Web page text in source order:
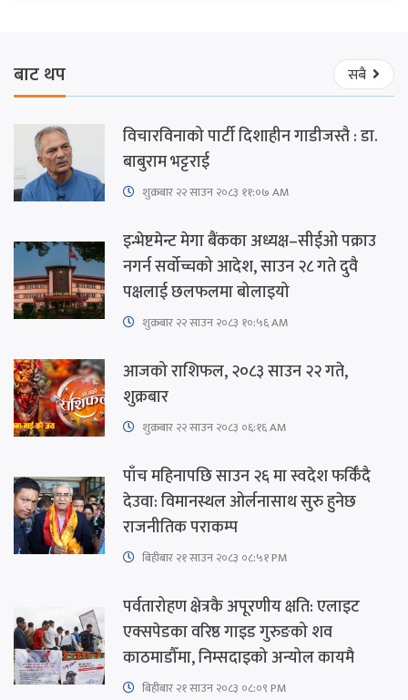
बाट थप सबै
विचारविनाको पार्टी दिशाहीन गाडीजस्तै : डा.
बाबुराम भट्टराई
शुक्रबार​ २२ साउन २०८३ ११:०७ AM
इन्भेष्टमेन्ट मेगा बैंकका अध्यक्ष–सीईओ पक्राउ
नगर्न सर्वोच्चको आदेश, साउन २८ गते दुवै
पक्षलाई छलफलमा बोलाइयो
शुक्रबार​ २२ साउन २०८३ १०:५६ AM
आजको राशिफल, २०८३ साउन २२ गते,
शुक्रबार
शुक्रबार​ २२ साउन २०८३ ०६:१६ AM
पाँच महिनापछि साउन २६ मा स्वदेश फर्किँदै
देउवा: विमानस्थल ओर्लनासाथ सुरु हुनेछ
राजनीतिक पराकम्प
बिहीबार २१ साउन २०८३ ०८:५१ PM
पर्वतारोहण क्षेत्रकै अपूरणीय क्षति: एलाइट
एक्सपेडका वरिष्ठ गाइड गुरुङको शव
काठमाडौँमा, निम्सदाइको अन्योल कायमै
बिहीबार २१ साउन २०८३ ०८:०९ PM